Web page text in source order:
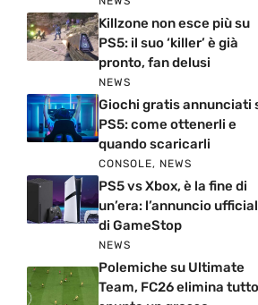
Killzone non esce più su
PS5: il suo ‘killer’ è già
pronto, fan delusi
NEWS
Giochi gratis annunciati
PS5: come ottenerli e
quando scaricarli
CONSOLE, NEWS
PS5 vs Xbox, è la fine di
un’era: l’annuncio
di GameStop
NEWS
Polemiche su Ultimate
Team, FC26 elimina